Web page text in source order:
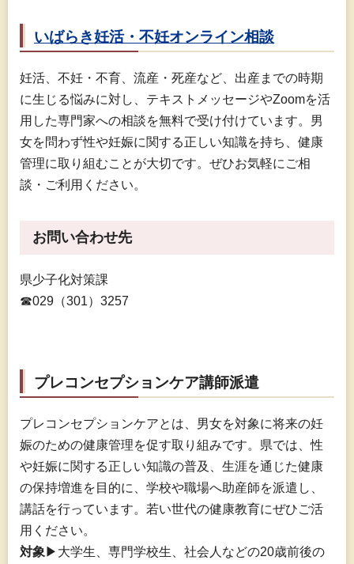
いばらき妊活・不妊オンライン相談
妊活、不妊・不育、流産・死産など、出産までの時期
に生じる悩みに対し、テキストメッセージやZoomを活
用した専門家への相談を無料で受け付けています。男
女を問わず性や妊娠に関する正しい知識を持ち、健康
管理に取り組むことが大切です。ぜひお気軽にご相
談・ご利用ください。
お問い合わせ先
県少子化対策課
☎029（301）3257
プレコンセプションケア講師派遣
プレコンセプションケアとは、男女を対象に将来の妊
娠のための健康管理を促す取り組みです。県では、性
や妊娠に関する正しい知識の普及、生涯を通じた健康
の保持増進を目的に、学校や職場へ助産師を派遣し、
講話を行っています。若い世代の健康教育にぜひご活
用ください。
対象 ▶大学生、専門学校生、社会人などの20歳前後の